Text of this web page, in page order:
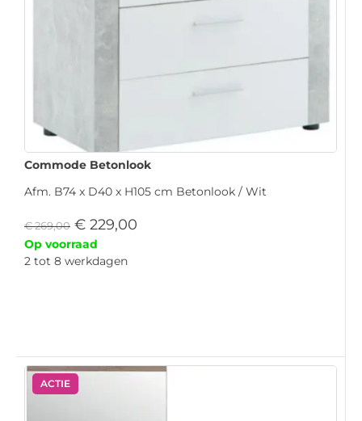
Commode Betonlook
Afm. B74 x D40 x H105 cm Betonlook / Wit
€269,00 € 229,00
Op voorraad
2 tot 8 werkdagen
ACTIE